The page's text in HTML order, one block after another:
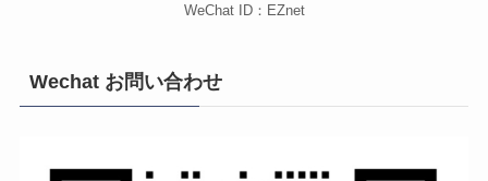
WeChat ID：EZnet
Wechat お問い合わせ